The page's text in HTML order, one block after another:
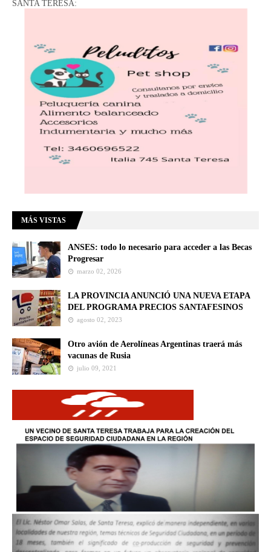
SANTA TERESA:
MÁS VISTAS
ANSES: todo lo necesario para acceder a las Becas
Progresar
marzo 02, 2026
LA PROVINCIA ANUNCIÓ UNA NUEVA ETAPA
DEL PROGRAMA PRECIOS SANTAFESINOS
agosto 02, 2023
Otro avión de Aerolíneas Argentinas traerá más
vacunas de Rusia
julio 09, 2021